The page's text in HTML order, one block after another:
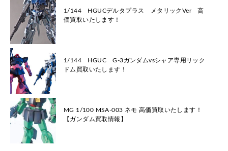
1/144 HGUCデルタプラス メタリックVer 高
価買取いたします！
1/144 HGUC G-3ガンダムvsシャア専用リック
ドム買取いたします！
MG 1/100 MSA-003 ネモ 高価買取いたします！
【ガンダム買取情報】